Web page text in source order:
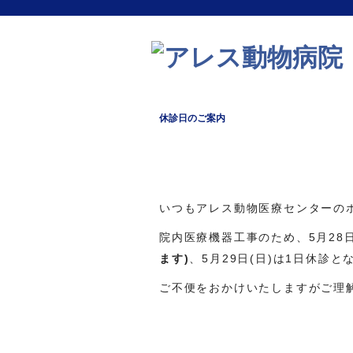
休診日のご案内
いつもアレス動物医療センターの
院内医療機器工事のため、5月28
ます) 、5月29日(日)は1日休診とな
ご不便をおかけいたしますがご理